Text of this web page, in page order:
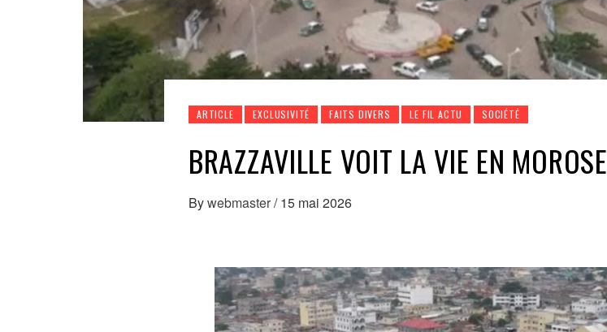
ARTICLE EXCLUSIVITÉ FAITS DIVERS LE FIL ACTU SOCIÉTÉ
BRAZZAVILLE VOIT LA VIE EN MOROSE
Bywebmaster/ 15 mai 2026